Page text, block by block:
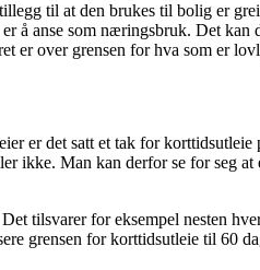
til at den brukes til bolig er
å anse som næringsbruk. Det kan
er over grensen for hva som er
er det satt et tak for korttidsutleie
ikke. Man kan derfor se for seg
tilsvarer for eksempel nesten
grensen for korttidsutleie til 60